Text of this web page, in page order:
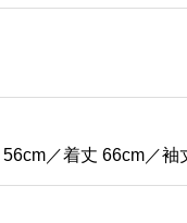
／着丈 66cm／袖